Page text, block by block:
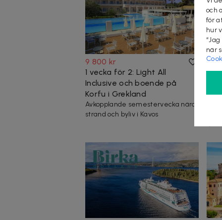
9 800 kr
1 vecka för 2: Light All
Inclusive och boende på
Korfu i Grekland
Avkopplande semestervecka nära
strand och byliv i Kavos
4
4
och
för
hur
när